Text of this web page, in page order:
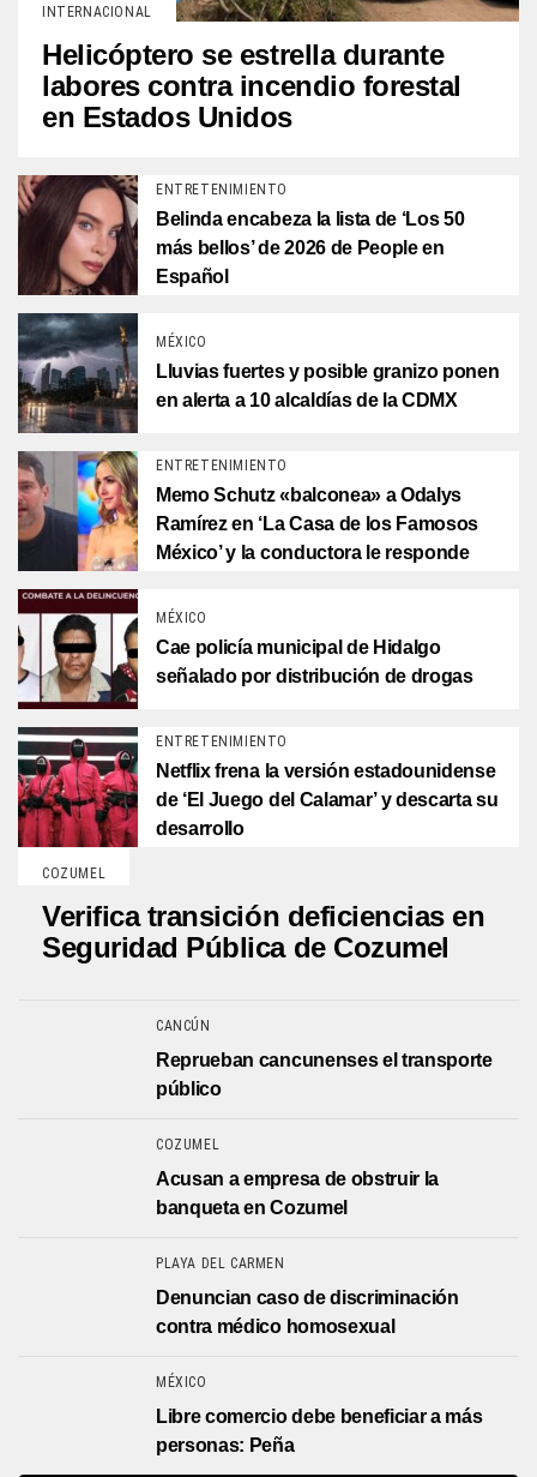
INTERNACIONAL
Helicóptero se estrella durante
labores contra incendio forestal
en Estados Unidos
ENTRETENIMIENTO
Belinda encabeza la lista de ‘Los 50
más bellos’ de 2026 de People en
Español
MÉXICO
Lluvias fuertes y posible granizo ponen
en alerta a 10 alcaldías de la CDMX
ENTRETENIMIENTO
Memo Schutz «balconea» a Odalys
Ramírez en ‘La Casa de los Famosos
México’ y la conductora le responde
MÉXICO
Cae policía municipal de Hidalgo
señalado por distribución de drogas
ENTRETENIMIENTO
Netflix frena la versión estadounidense
de ‘El Juego del Calamar’ y descarta su
desarrollo
COZUMEL
Verifica transición deficiencias en
Seguridad Pública de Cozumel
CANCÚN
Reprueban cancunenses el transporte
público
COZUMEL
Acusan a empresa de obstruir la
banqueta en Cozumel
PLAYA DEL CARMEN
Denuncian caso de discriminación
contra médico homosexual
MÉXICO
Libre comercio debe beneficiar a más
personas: Peña